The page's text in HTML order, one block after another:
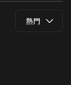
熱門